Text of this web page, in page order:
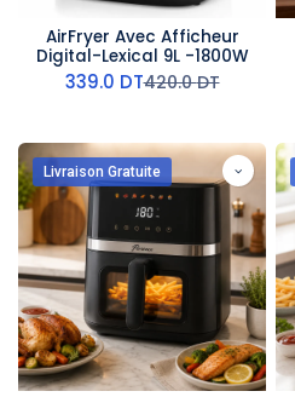
AirFryer Avec Afficheur
Digital-Lexical 9L -1800W
339.0 DT420.0DT
Livraison Gratuite